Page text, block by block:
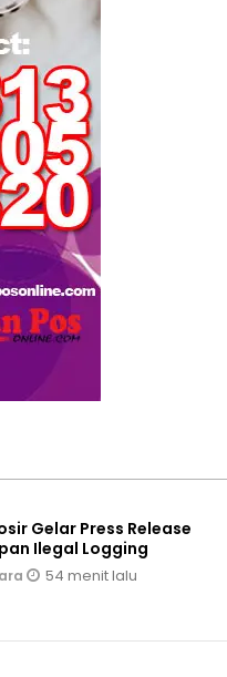
Gelar Press Release
Ilegal Logging
54 menit lalu